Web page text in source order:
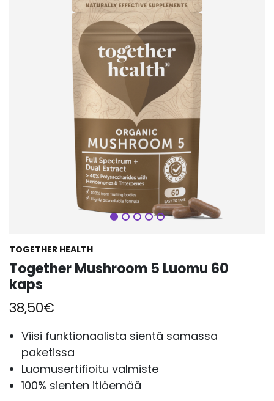
Seuraava
TOGETHER HEALTH
Together Mushroom 5 Luomu 60
kaps
38,50€
Viisi funktionaalista sientä samassa
paketissa
Luomusertifioitu valmiste
100% sienten itiöemää